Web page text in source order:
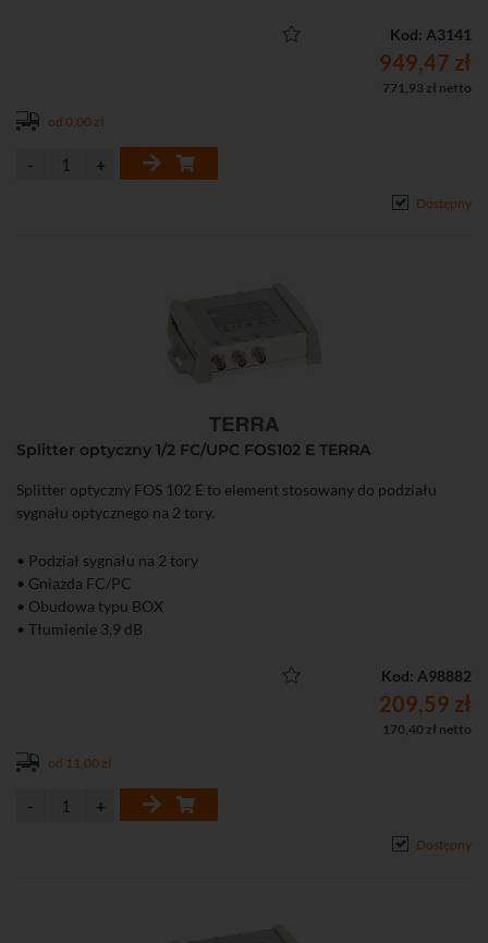
Kod: A3141
949,47 zł
771,93 zł netto
od 0,00 zł
Dostępny
Splitter optyczny 1/2 FC/UPC FOS102 E TERRA
Splitter optyczny FOS 102 E to element stosowany do podziału
sygnału optycznego na 2 tory.
• Podział sygnału na 2 tory
• Gniazda FC/PC
• Obudowa typu BOX
• Tłumienie 3,9 dB
Kod: A98882
209,59 zł
170,40 zł netto
od 11,00 zł
Dostępny